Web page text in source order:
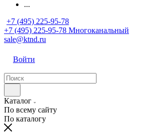
...
+7 (495) 225-95-78
+7 (495) 225-95-78 Многоканальный
sale@ktnd.ru
Войти
Каталог
По всему сайту
По каталогу